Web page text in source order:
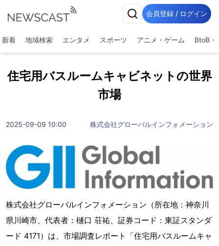
会員登録 / ログイン
新着 地域検索 エンタメ スポーツ アニメ・ゲーム BtoB・
住宅用バスルームキャビネットの世界
市場
2025-09-09 10:00 株式会社グローバルインフォメーション
株式会社グローバルインフォメーション（所在地：神奈川
県川崎市、代表者：樋口 荘祐、証券コード：東証スタンダ
ード 4171）は、市場調査レポート「住宅用バスルームキャ